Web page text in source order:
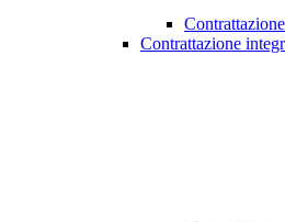
Contrattazione